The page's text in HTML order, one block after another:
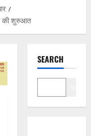
की शुरुआत
SEARCH